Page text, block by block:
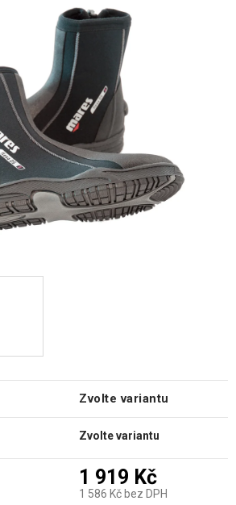
Zvolte variantu
Zvolte variantu
1 919 Kč
1 586 Kč bez DPH